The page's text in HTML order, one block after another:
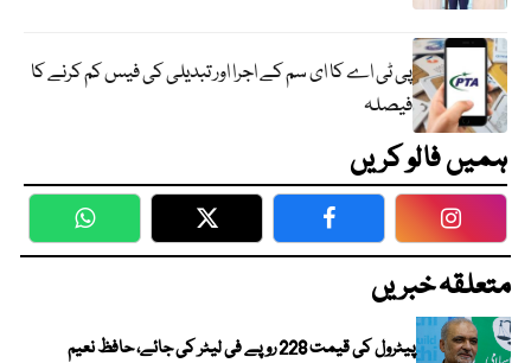
پی ٹی اے کا ای سم کے اجرا اور تبدیلی کی فیس کم کرنے کا
فیصلہ
ہمیں فالو کریں
WhatsApp Twitter Facebook
متعلقہ خبریں
پیٹرول کی قیمت 228 روپے فی لیٹر کی جائے، حافظ نعیم